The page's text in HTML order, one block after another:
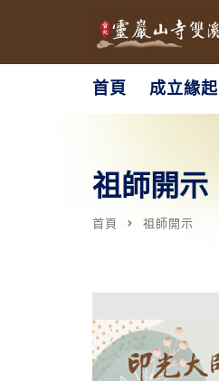
首頁 成立緣起
祖師開示
首頁 祖師開示